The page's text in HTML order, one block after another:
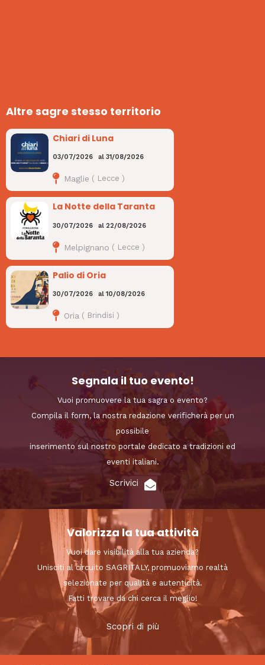
Altre sagre stesso territorio
Chiari di Luna
03/07/2026 al31/08/2026
Maglie ( Lecce )
La Notte della Taranta
30/07/2026 al 22/08/2026
Melpignano ( Lecce )
Palio di Oria
30/07/2026 al10/08/2026
Oria ( Brindisi )
Segnala il tuo evento!
Vuoi promuovere la tua sagra o evento?
Compila il form, la nostra redazione verificherà per un
possibile
inserimento sul nostro portale dedicato a tradizioni ed
eventi italiani.
Scrivici
Valorizza la tua attività
Vuoi dare visibilità alla tua azienda?
Unisciti al circuito SAGRITALY, promuoviamo realtà
selezionate per qualità e autenticità.
Fatti trovare da chi cerca il meglio!
Scopri di più